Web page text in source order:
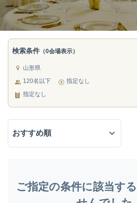
検索条件 （0会場表示）
山形県
120名以下
指定なし
指定なし
ご指定の条件に該当す